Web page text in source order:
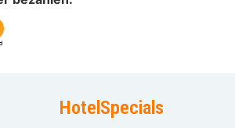
HotelSpecials